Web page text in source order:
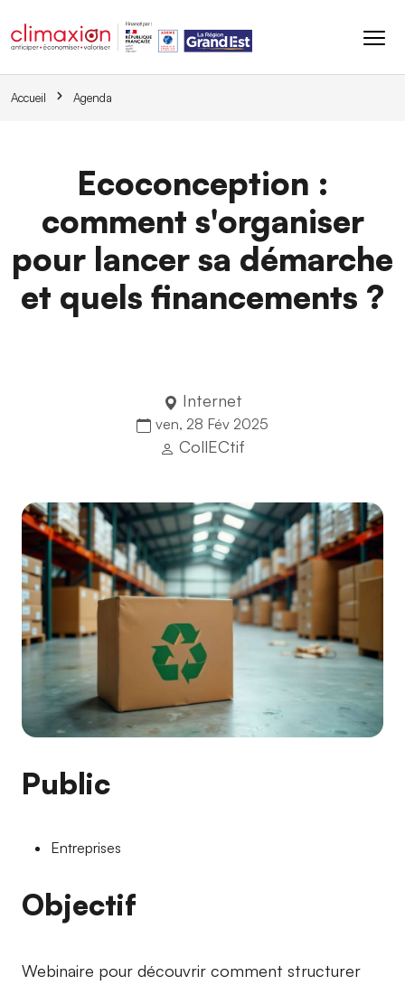
Accueil Agenda
Ecoconception :
comment s'organiser
pour lancer sa démarche
et quels financements ?
Internet
ven, 28 Fév 2025
CollECtif
Public
Entreprises
Objectif
Webinaire pour découvrir comment structurer